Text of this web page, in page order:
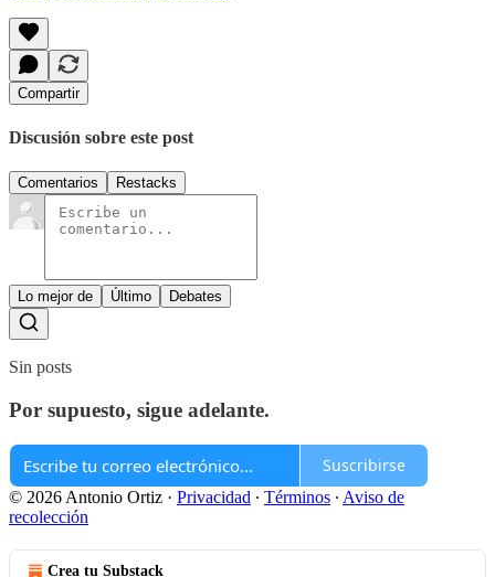
Compartir
Discusión sobre este post
Comentarios Restacks
Lo mejor de Último Debates
Sin posts
Por supuesto, sigue adelante.
Suscribirse
© 2026 Antonio Ortiz · Privacidad ∙ Términos ∙ Aviso de
recolección
Crea tu Substack